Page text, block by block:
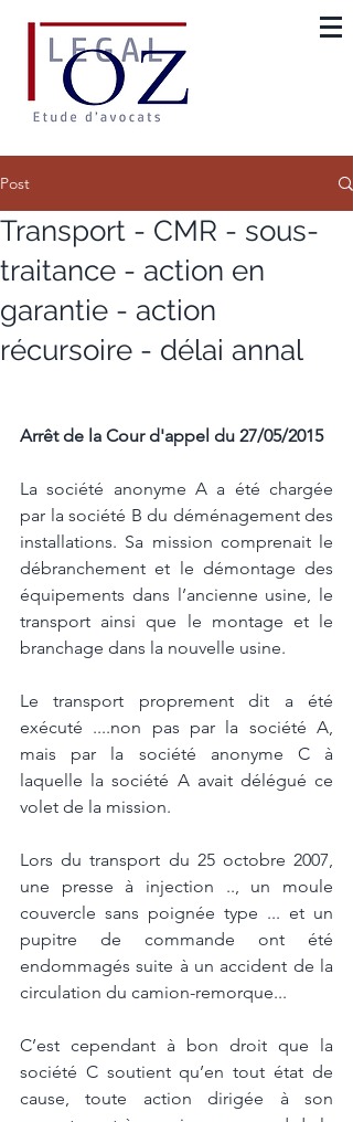
Post
Transport - CMR - sous-
traitance - action en
garantie - action
récursoire - délai annal
Arrêt de la Cour d'appel du 27/05/2015
La société anonyme A a été chargée
par la société B du déménagement des
installations. Sa mission comprenait le
débranchement et le démontage des
équipements dans l’ancienne usine, le
transport ainsi que le montage et le
branchage dans la nouvelle usine.
Le transport proprement dit a été
exécuté ....non pas par la société A,
mais par la société anonyme C à
laquelle la société A avait délégué ce
volet de la mission.
Lors du transport du 25 octobre 2007,
une presse à injection .., un moule
couvercle sans poignée type ... et un
pupitre de commande ont été
endommagés suite à un accident de la
circulation du camion-remorque...
C’est cependant à bon droit que la
société C soutient qu’en tout état de
cause, toute action dirigée à son